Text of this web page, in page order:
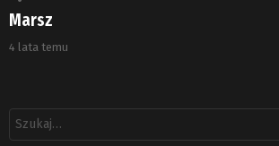
Marsz
4 lata temu